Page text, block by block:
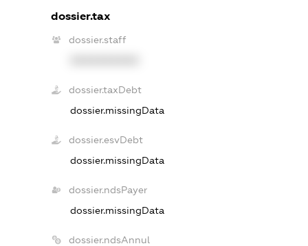
dossier.tax
dossier.staff
dossier.taxDebt
dossier.missingData
dossier.esvDebt
dossier.missingData
dossier.ndsPayer
dossier.missingData
dossier.ndsAnnul